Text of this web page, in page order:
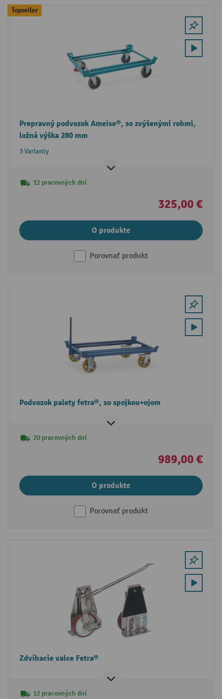
Topseller
Prepravný podvozok Ameise®, so zvýšenými rohmi,
ložná výška 280 mm
3 Varianty
12 pracovných dní
325,00 €
O produkte
Porovnať produkt
Podvozok palety fetra®, so spojkou+ojom
20 pracovných dní
989,00 €
O produkte
Porovnať produkt
Zdvíhacie valce Fetra®
12 pracovných dní